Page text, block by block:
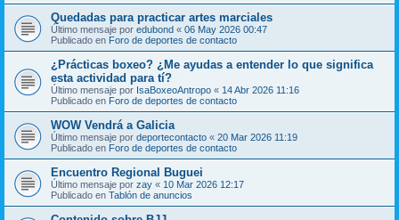
Quedadas para practicar artes marciales
Último mensaje por edubond « 06 May 2026 00:47
Publicado en Foro de deportes de contacto
¿Prácticas boxeo? ¿Me ayudas a entender lo que significa
esta actividad para tí?
Último mensaje por IsaBoxeoAntropo « 14 Abr 2026 11:16
Publicado en Foro de deportes de contacto
WOW Vendrá a Galicia
Último mensaje por deportecontacto « 20 Mar 2026 11:19
Publicado en Foro de deportes de contacto
Encuentro Regional Buguei
Último mensaje por zay « 10 Mar 2026 12:17
Publicado en Tablón de anuncios